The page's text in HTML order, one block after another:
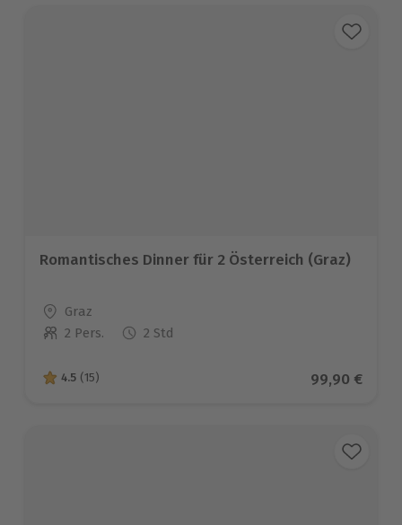
Romantisches Dinner für 2 Österreich (Graz)
Standort
Graz
Anzahl der Teilnehmer
2 Pers. 2 Std
4.5 von 5 Sternen basierend auf 15 Bewertungen
4.5 (15) Aktueller
99,90 €